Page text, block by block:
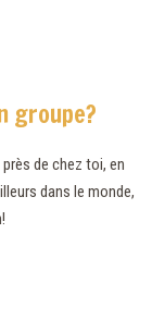
groupe?
de chez toi, en
dans le monde,